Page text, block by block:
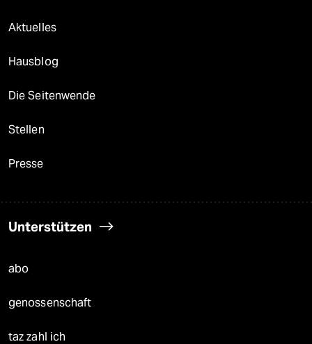
Aktuelles
Hausblog
Die Seitenwende
Stellen
Presse
Unterstützen
abo
genossenschaft
taz zahl ich